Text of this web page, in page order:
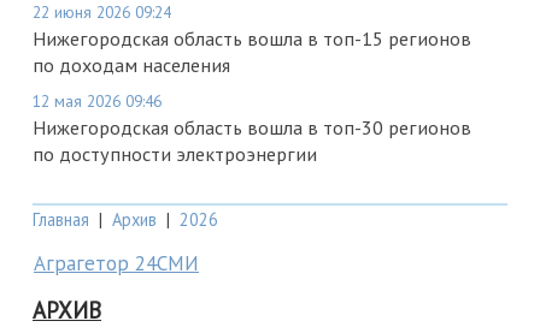
22 июня 2026 09:24
Нижегородская область вошла в топ-15 регионов
по доходам населения
12 мая 2026 09:46
Нижегородская область вошла в топ-30 регионов
по доступности электроэнергии
Главная | Архив | 2026
Аграгетор 24СМИ
АРХИВ